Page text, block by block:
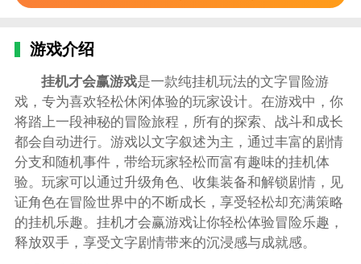
游戏介绍
挂机才会赢游戏是一款纯挂机玩法的文字冒险游
戏，专为喜欢轻松休闲体验的玩家设计。在游戏中，你
将踏上一段神秘的冒险旅程，所有的探索、战斗和成长
都会自动进行。游戏以文字叙述为主，通过丰富的剧情
分支和随机事件，带给玩家轻松而富有趣味的挂机体
验。玩家可以通过升级角色、收集装备和解锁剧情，见
证角色在冒险世界中的不断成长，享受轻松却充满策略
的挂机乐趣。挂机才会赢游戏让你轻松体验冒险乐趣，
释放双手，享受文字剧情带来的沉浸感与成就感。